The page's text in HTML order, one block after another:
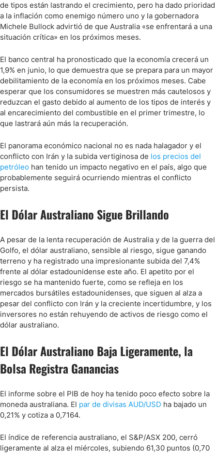
de tipos están lastrando el crecimiento, pero ha dado prioridad
a la inflación como enemigo número uno y la gobernadora
Michele Bullock advirtió de que Australia «se enfrentará a una
situación crítica» en los próximos meses.
El banco central ha pronosticado que la economía crecerá un
1,9% en junio, lo que demuestra que se prepara para un mayor
debilitamiento de la economía en los próximos meses. Cabe
esperar que los consumidores se muestren más cautelosos y
reduzcan el gasto debido al aumento de los tipos de interés y
al encarecimiento del combustible en el primer trimestre, lo
que lastrará aún más la recuperación.
El panorama económico nacional no es nada halagador y el
conflicto con Irán y la subida vertiginosa de los precios del
petróleo han tenido un impacto negativo en el país, algo que
probablemente seguirá ocurriendo mientras el conflicto
persista.
El Dólar Australiano Sigue Brillando
A pesar de la lenta recuperación de Australia y de la guerra del
Golfo, el dólar australiano, sensible al riesgo, sigue ganando
terreno y ha registrado una impresionante subida del 7,4%
frente al dólar estadounidense este año. El apetito por el
riesgo se ha mantenido fuerte, como se refleja en los
mercados bursátiles estadounidenses, que siguen al alza a
pesar del conflicto con Irán y la creciente incertidumbre, y los
inversores no están rehuyendo de activos de riesgo como el
dólar australiano.
El Dólar Australiano Baja Ligeramente, la
Bolsa Registra Ganancias
El informe sobre el PIB de hoy ha tenido poco efecto sobre la
moneda australiana. El par de divisas AUD/USD ha bajado un
0,21% y cotiza a 0,7164.
El índice de referencia australiano, el S&P/ASX 200, cerró
ligeramente al alza el miércoles, subiendo 61,30 puntos (0,70